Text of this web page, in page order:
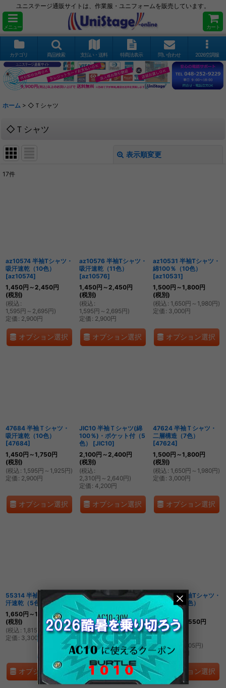
ユニステージ通販サイトは、作業服・ユニフォームを販売しています。
メニュー カート
カテゴリ 商品検索 支払い・送料 特商法表示 問い合わせ 2026空調服
ホーム > ◇Ｔシャツ
◇Ｔシャツ
表示順変更
絞り込む
17件
az10574 半袖Tシャツ・
吸汗速乾（10色）
[az10574]
1,450円 ～2,450円
(税別)
(税込 :
1,595円 ～2,695円)
定価 : 2,900円
オプション選択
az10576 半袖Tシャツ・
吸汗速乾（11色）
[az10576]
1,450円 ～2,450円
(税別)
(税込 :
1,595円 ～2,695円)
定価 : 2,900円
オプション選択
az10531 半袖Tシャツ・
綿100％（10色）
[az10531]
1,500円 ～1,800円
(税別)
(税込 : 1,650円 ～1,980円)
定価 : 3,000円
オプション選択
47684 半袖Ｔシャツ・
吸汗速乾（10色）
[47684]
1,450円 ～1,750円
(税別)
(税込 : 1,595円 ～1,925円)
定価 : 2,900円
オプション選択
JIC10 半袖Ｔシャツ(綿
100％)・ポケット付（5
色）
[JIC10]
2,100円 ～2,400円
(税別)
(税込 :
2,310円 ～2,640円)
定価 : 4,200円
オプション選択
47624 半袖Ｔシャツ・
二層構造（7色）
[47624]
1,500円 ～1,800円
(税別)
(税込 : 1,650円 ～1,980円)
定価 : 3,000円
オプション選択
55314 半袖Tシャツ・吸
汗速乾（5色）
[55314
1,650円 ～1,950 円
(税別)
(税込 : 1,815 ～2,145円)
定価 : 3,300
オプション選択
0010 半袖Tシャツ・厚
手（8色） [10]
2,000 円～2,300円
(税別)
(税込:
2,200円～2,530 円)
定価 : 2,500 円
オプション選択
az10575 長袖Tシャツ・
吸汗速乾（9色）
[az10575]
1,550円～2,550円
(税別)
( 税込
1,705
～2,805円)
定価: 3,100 円
オプション選択